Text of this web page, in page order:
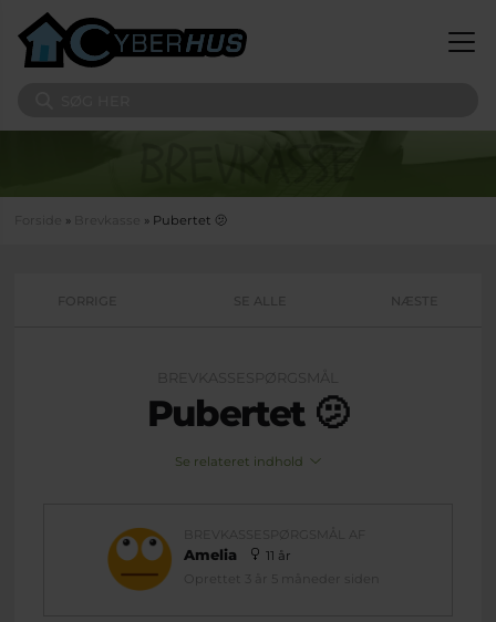
Du er her
» Brevkasse » Pubertet 🫤
FORRIGE SE ALLE NÆSTE
BREVKASSESPØRGSMÅL
Pubertet 🫤
Se relateret indhold
BREVKASSESPØRGSMÅL AF
Amelia
11 år
Oprettet 3 år 5 måneder siden